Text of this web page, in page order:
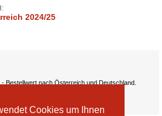
Cookies um Ihnen
2024/25
Bestellwert nach Österreich und Deutschland.